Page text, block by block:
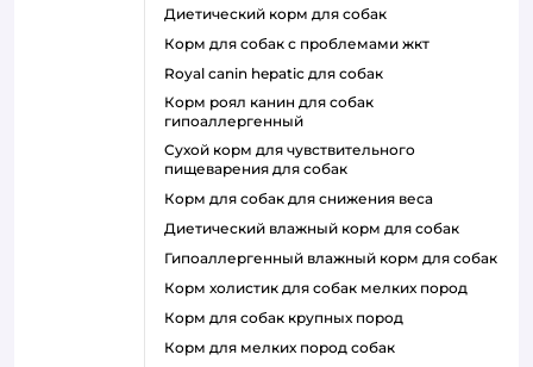
диетический корм для собак
корм для собак с проблемами жкт
royal canin hepatic для собак
корм роял канин для собак
гипоаллергенный
сухой корм для чувствительного
пищеварения для собак
корм для собак для снижения веса
диетический влажный корм для собак
гипоаллергенный влажный корм для собак
корм холистик для собак мелких пород
корм для собак крупных пород
корм для мелких пород собак